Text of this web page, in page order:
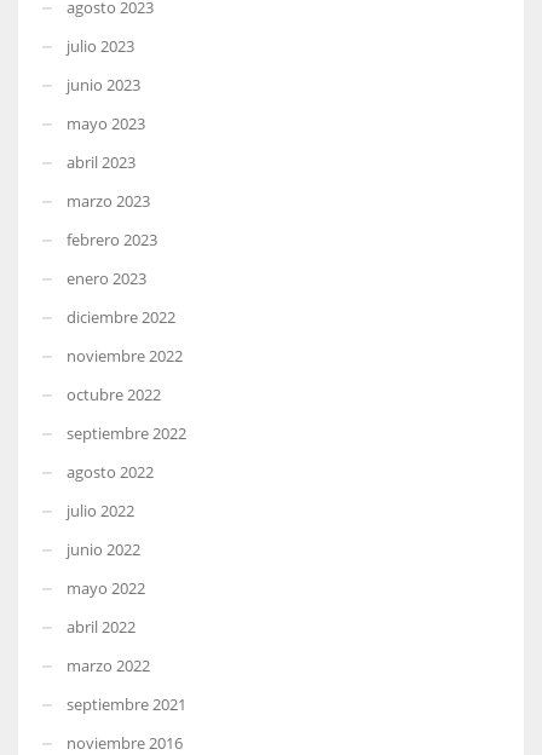
agosto 2023
julio 2023
junio 2023
mayo 2023
abril 2023
marzo 2023
febrero 2023
enero 2023
diciembre 2022
noviembre 2022
octubre 2022
septiembre 2022
agosto 2022
julio 2022
junio 2022
mayo 2022
abril 2022
marzo 2022
septiembre 2021
noviembre 2016